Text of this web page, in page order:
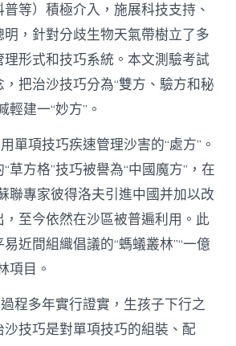
等）積極介入，施展科技支持、
，針對分歧生物天氣帶樹立了多
形式和技巧系統。本文測驗考試
把治沙技巧分為“雙方、驗方和秘
輕建一“妙方”。
單項技巧疾速管理沙害的“處方”。
草方格”技巧被譽為“中國魔方”，在
聯專家彼得洛夫引進中國并加以改
至今依然在沙區被普遍利用。此
近間組織倡議的“螞蟻叢林”“一億
項目。
程多年實行證實，生孩子下行之
技巧是對單項技巧的組裝、配